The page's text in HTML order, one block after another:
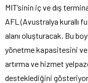
MIT’sinin iç ve dış
AFL (Avustralya kurallı
alanı oluşturacak. Bu
yönetme kapasitesini ve
artırma ve hizmet
desteklediğini gösteriyor.